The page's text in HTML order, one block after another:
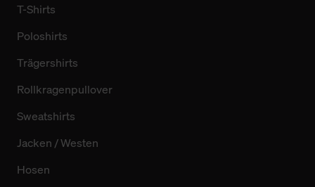
T-Shirts
Poloshirts
Trägershirts
Rollkragenpullover
Sweatshirts
Jacken / Westen
Hosen